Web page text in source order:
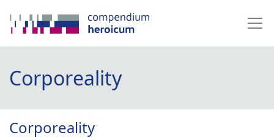
Corporeality
Corporeality